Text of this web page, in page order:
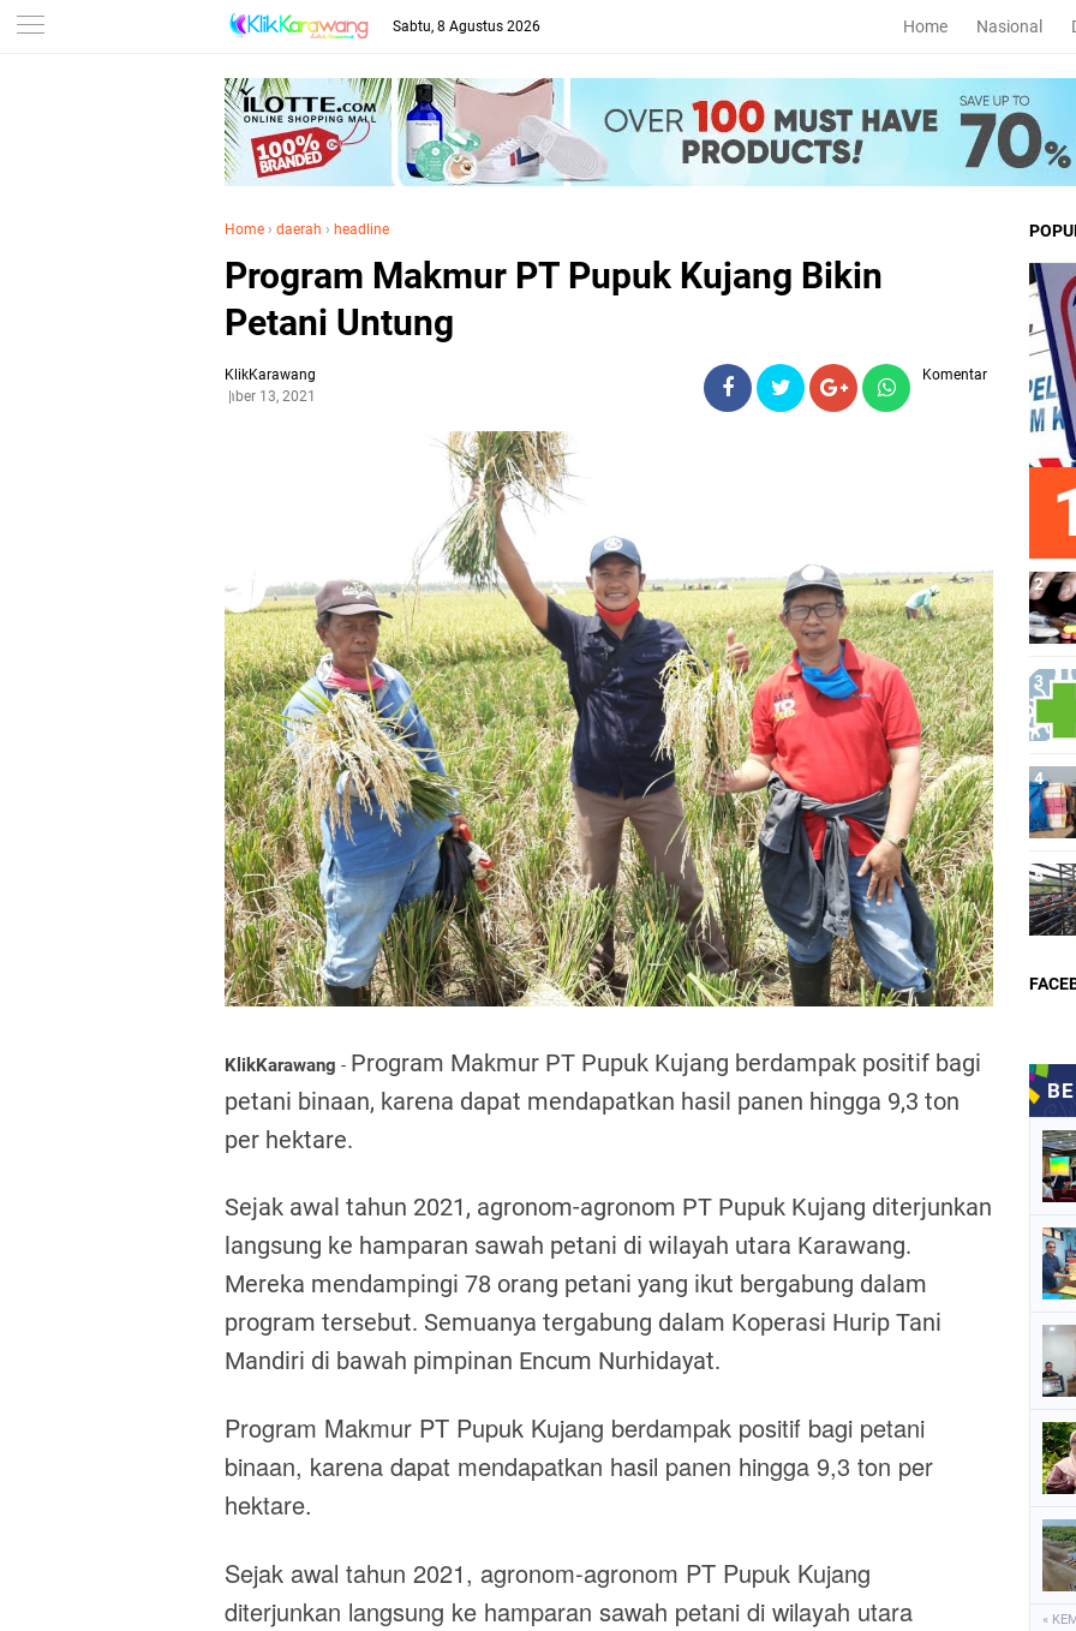
Sabtu, 8 Agustus 2026 Home Nasional
Home › daerah › headline
Program Makmur PT Pupuk Kujang Bikin
Petani Untung
KlikKarawang
September 13, 2021
Komentar
KlikKarawang - Program Makmur PT Pupuk Kujang berdampak positif bagi
petani binaan, karena dapat mendapatkan hasil panen hingga 9,3 ton
per hektare.
Sejak awal tahun 2021, agronom-agronom PT Pupuk Kujang diterjunkan
langsung ke hamparan sawah petani di wilayah utara Karawang.
Mereka mendampingi 78 orang petani yang ikut bergabung dalam
program tersebut. Semuanya tergabung dalam Koperasi Hurip Tani
Mandiri di bawah pimpinan Encum Nurhidayat.
Program Makmur PT Pupuk Kujang berdampak positif bagi petani
binaan, karena dapat mendapatkan hasil panen hingga 9,3 ton per
hektare.
Sejak awal tahun 2021, agronom-agronom PT Pupuk Kujang
diterjunkan langsung ke hamparan sawah petani di wilayah utara
«